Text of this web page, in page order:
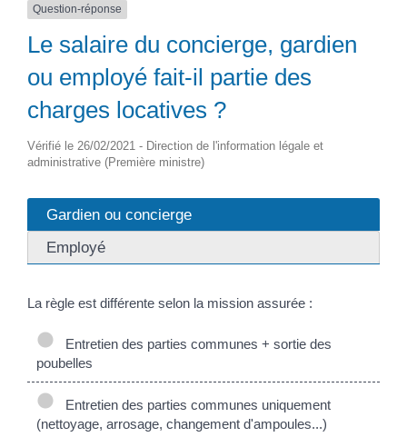
Question-réponse
Le salaire du concierge, gardien
ou employé fait-il partie des
charges locatives ?
Vérifié le 26/02/2021 - Direction de l'information légale et
administrative (Première ministre)
Gardien ou concierge
Employé
La règle est différente selon la mission assurée :
Entretien des parties communes + sortie des
poubelles
Entretien des parties communes uniquement
(nettoyage, arrosage, changement d'ampoules...)